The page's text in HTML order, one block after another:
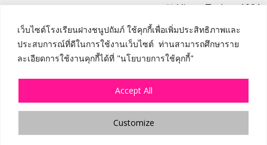
เว็บไซต์โรงเรียนฝางชนูปถัมภ์ ใช้คุกกี้เพื่อเพิ่มประสิทธิภาพและ
ประสบการณ์ที่ดีในการใช้งานเว็บไซต์ ท่านสามารถศึกษาราย
ละเอียดการใช้งานคุกกี้ได้ที่ "นโยบายการใช้คุกกี้"
Customize
Accept All
Views Today : 1001
Total views : 1217485
Who's Online : 2
Copyright © 2023 :: www.fangchanu.ac.th :: | All
rights reserved.ติดต่อสอบถาม